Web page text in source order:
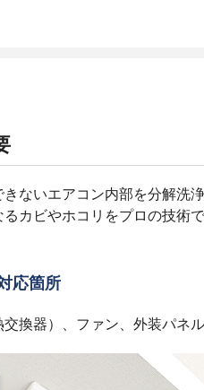
きないエアコン内部を分解洗
カビやホコリをプロの技術で
応箇所
換器）、ファン、外装パネ